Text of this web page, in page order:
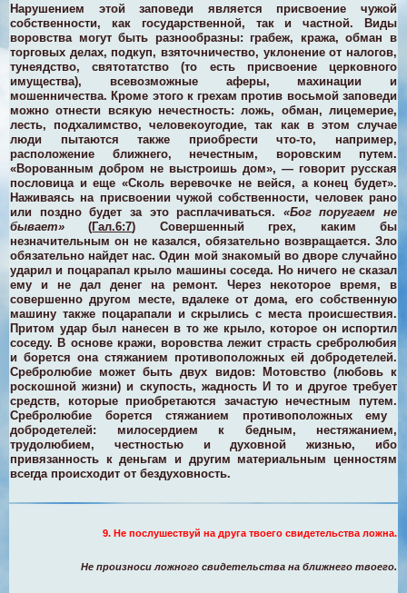
Нарушением этой заповеди является присвоение чужой
собственности, как государственной, так и частной. Виды
воровства могут быть разнообразны: грабеж, кража, обман в
торговых делах, подкуп, взяточничество, уклонение от налогов,
тунеядство, святотатство (то есть присвоение церковного
имущества), всевозможные аферы, махинации и
мошенничества. Кроме этого к грехам против восьмой заповеди
можно отнести всякую нечестность: ложь, обман, лицемерие,
лесть, подхалимство, человекоугодие, так как в этом случае
люди пытаются также приобрести что-то, например,
расположение ближнего, нечестным, воровским путем.
«Ворованным добром не выстроишь дом», — говорит русская
пословица и еще «Сколь веревочке не вейся, а конец будет».
Наживаясь на присвоении чужой собственности, человек рано
или поздно будет за это расплачиваться. «Бог поругаем не
бывает» (Гал.6:7) Совершенный грех, каким бы
незначительным он не казался, обязательно возвращается. Зло
обязательно найдет нас. Один мой знакомый во дворе случайно
ударил и поцарапал крыло машины соседа. Но ничего не сказал
ему и не дал денег на ремонт. Через некоторое время, в
совершенно другом месте, вдалеке от дома, его собственную
машину также поцарапали и скрылись с места происшествия.
Притом удар был нанесен в то же крыло, которое он испортил
соседу.В основе кражи, воровства лежит страсть сребролюбия
и борется она стяжанием противоположных ей добродетелей.
Сребролюбие может быть двух видов: Мотовство (любовь к
роскошной жизни) и скупость, жадность И то и другое требует
средств, которые приобретаются зачастую нечестным путем.
Сребролюбие борется стяжанием противоположных ему
добродетелей: милосердием к бедным, нестяжанием,
трудолюбием, честностью и духовной жизнью, ибо
привязанность к деньгам и другим материальным ценностям
всегда происходит от бездуховность.
9. Не послушествуй на друга твоего свидетельства ложна.
Не произноси ложного свидетельства на ближнего твоего.